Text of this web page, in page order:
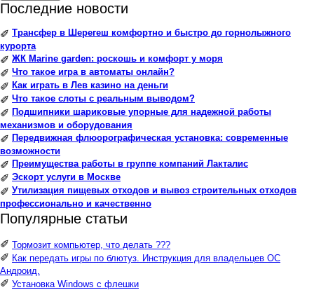
Последние новости
✐ Трансфер в Шерегеш комфортно и быстро до горнолыжного
курорта
✐ ЖК Marine garden: роскошь и комфорт у моря
✐ Что такое игра в автоматы онлайн?
✐ Как играть в Лев казино на деньги
✐ Что такое слоты с реальным выводом?
✐ Подшипники шариковые упорные для надежной работы
механизмов и оборудования
✐ Передвижная флюорографическая установка: современные
возможности
✐ Преимущества работы в группе компаний Лакталис
✐ Эскорт услуги в Москве
✐ Утилизация пищевых отходов и вывоз строительных отходов
профессионально и качественно
Популярные статьи
✐ Тормозит компьютер, что делать ???
✐ Как передать игры по блютуз. Инструкция для владельцев ОС
Андроид.
✐ Установка Windows с флешки